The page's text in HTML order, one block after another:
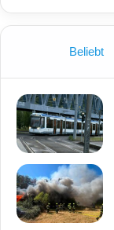
Beliebt